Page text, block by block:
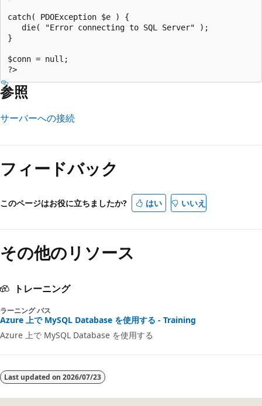
catch( PDOException $e ) {
   die( "Error connecting to SQL Server" );
}
$conn = null;
参照
サーバーへの接続
み
取
モ
ド
が
無
フィードバック
このページはお役に立ちましたか? はい いいえ
その他のリソース
トレーニング
ラーニング パス
Azure 上で MySQL Database を使用する - Training
Azure 上で MySQL Database を使用する
Last updated on 2026/07/23